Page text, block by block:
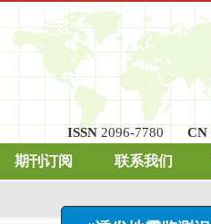
ISSN 2096-7780 CN
期刊订阅 联系我们